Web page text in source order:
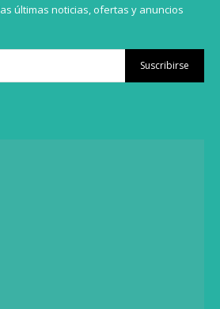
últimas noticias, ofertas y anuncios
Suscribirse